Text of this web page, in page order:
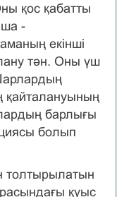
қос қабатты
-
екінші
тән. Оны үш
қайталануының
барлығы
болып
толтырылатын
қуыс